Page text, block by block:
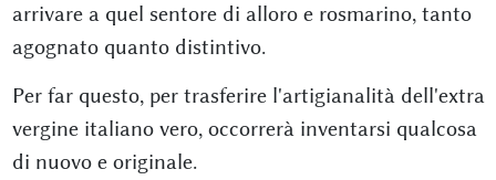
arrivare a quel sentore di alloro e rosmarino, tanto
agognato quanto distintivo.
Per far questo, per trasferire l'artigianalità dell'extra
vergine italiano vero, occorrerà inventarsi qualcosa
di nuovo e originale.